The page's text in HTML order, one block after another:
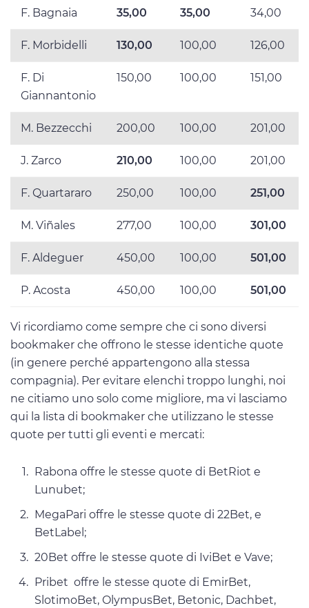
F. Bagnaia 35,00 35,00 34,00
F. Morbidelli 130,00 100,00 126,00
F. Di
Giannantonio
150,00 100,00 151,00
M. Bezzecchi 200,00 100,00 201,00
J. Zarco 210,00 100,00 201,00
F. Quartararo 250,00 100,00 251,00
M. Viñales 277,00 100,00 301,00
F. Aldeguer 450,00 100,00 501,00
P. Acosta 450,00 100,00 501,00
Vi ricordiamo come sempre che ci sono diversi
bookmaker che offrono le stesse identiche quote
(in genere perché appartengono alla stessa
compagnia). Per evitare elenchi troppo lunghi, noi
ne citiamo uno solo come migliore, ma vi lasciamo
qui la lista di bookmaker che utilizzano le stesse
quote per tutti gli eventi e mercati:
Rabona offre le stesse quote di BetRiot e
Lunubet;
MegaPari offre le stesse quote di 22Bet, e
BetLabel;
20Bet offre le stesse quote di IviBet e Vave;
Pribet offre le stesse quote di EmirBet,
SlotimoBet, OlympusBet, Betonic, Dachbet,